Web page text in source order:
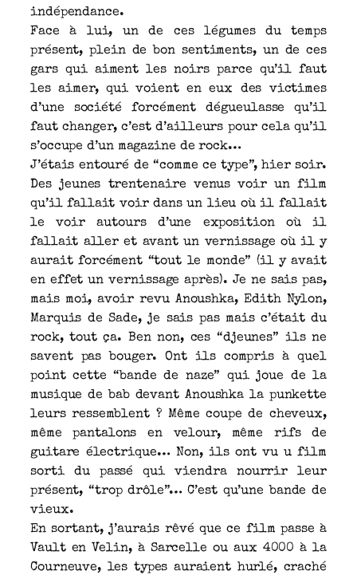
indépendance.
Face à lui, un de ces légumes du temps
présent, plein de bon sentiments, un de ces
gars qui aiment les noirs parce qu’il faut
les aimer, qui voient en eux des victimes
d’une société forcément dégueulasse qu’il
faut changer, c’est d’ailleurs pour cela qu’il
s’occupe d’un magazine de rock…
J’étais entouré de “comme ce type”, hier soir.
Des jeunes trentenaire venus voir un film
qu’il fallait voir dans un lieu où il fallait
le voir autours d’une exposition où il
fallait aller et avant un vernissage où il y
aurait forcément “tout le monde” (il y avait
en effet un vernissage après). Je ne sais pas,
mais moi, avoir revu Anoushka, Edith Nylon,
Marquis de Sade, je sais pas mais c’était du
rock, tout ça. Ben non, ces “djeunes” ils ne
savent pas bouger. Ont ils compris à quel
point cette “bande de naze” qui joue de la
musique de bab devant Anoushka la punkette
leurs ressemblent ? Même coupe de cheveux,
même pantalons en velour, même rifs de
guitare électrique… Non, ils ont vu u film
sorti du passé qui viendra nourrir leur
présent, “trop drôle”… C’est qu’une bande de
vieux.
En sortant, j’aurais rêvé que ce film passe à
Vault en Velin, à Sarcelle ou aux 4000 à la
Courneuve, les types auraient hurlé, craché